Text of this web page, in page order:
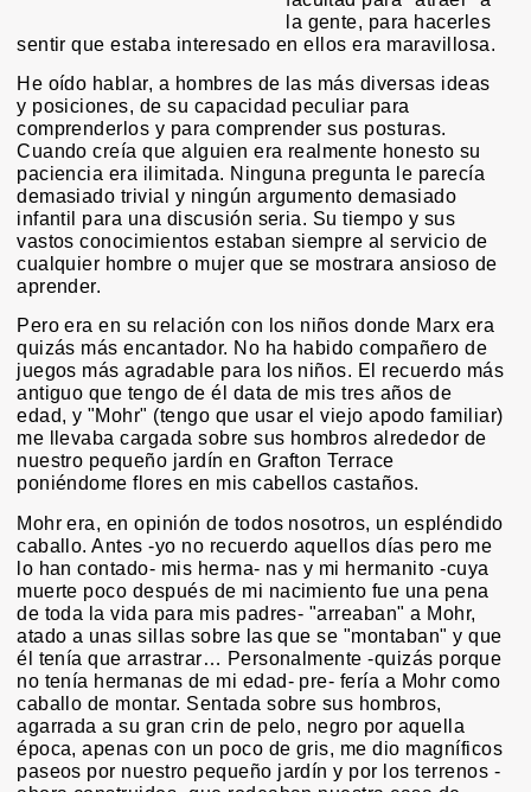
la gente, para hacerles
sentir que estaba interesado en ellos era maravillosa.
He oído hablar, a hombres de las más diversas ideas
y posiciones, de su capacidad peculiar para
comprenderlos y para comprender sus posturas.
Cuando creía que alguien era realmente honesto su
paciencia era ilimitada. Ninguna pregunta le parecía
demasiado trivial y ningún argumento demasiado
infantil para una discusión seria. Su tiempo y sus
vastos conocimientos estaban siempre al servicio de
cualquier hombre o mujer que se mostrara ansioso de
aprender.
Pero era en su relación con los niños donde Marx era
quizás más encantador. No ha habido compañero de
juegos más agradable para los niños. El recuerdo más
antiguo que tengo de él data de mis tres años de
edad, y "Mohr" (tengo que usar el viejo apodo familiar)
me llevaba cargada sobre sus hombros alrededor de
nuestro pequeño jardín en Grafton Terrace
poniéndome flores en mis cabellos castaños.
Mohr era, en opinión de todos nosotros, un espléndido
caballo. Antes -yo no recuerdo aquellos días pero me
lo han contado- mis herma- nas y mi hermanito -cuya
muerte poco después de mi nacimiento fue una pena
de toda la vida para mis padres- "arreaban" a Mohr,
atado a unas sillas sobre las que se "montaban" y que
él tenía que arrastrar… Personalmente -quizás porque
no tenía hermanas de mi edad- pre- fería a Mohr como
caballo de montar. Sentada sobre sus hombros,
agarrada a su gran crin de pelo, negro por aquella
época, apenas con un poco de gris, me dio magníficos
paseos por nuestro pequeño jardín y por los terrenos -